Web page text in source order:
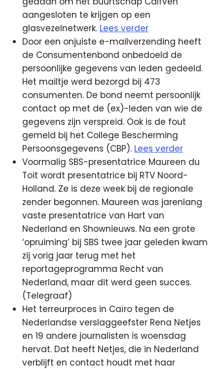
aangesloten te krijgen op een
glasvezelnetwerk. Lees verder
Door een onjuiste e-mailverzending heeft
de Consumentenbond onbedoeld de
persoonlijke gegevens van leden gedeeld.
Het mailtje werd bezorgd bij 473
consumenten. De bond neemt persoonlijk
contact op met de (ex)-leden van wie de
gegevens zijn verspreid. Ook is de fout
gemeld bij het College Bescherming
Persoonsgegevens (CBP). Lees verder
Voormalig SBS-presentatrice Maureen du
Toit wordt presentatrice bij RTV Noord-
Holland. Ze is deze week bij de regionale
zender begonnen. Maureen was jarenlang
vaste presentatrice van Hart van
Nederland en Shownieuws. Na een grote
‘opruiming’ bij SBS twee jaar geleden kwam
zij vorig jaar terug met het
reportageprogramma Recht van
Nederland, maar dit werd geen succes.
(Telegraaf)
Het terreurproces in Caïro tegen de
Nederlandse verslaggeefster Rena Netjes
en 19 andere journalisten is woensdag
hervat. Dat heeft Netjes, die in Nederland
verblijft en contact houdt met haar